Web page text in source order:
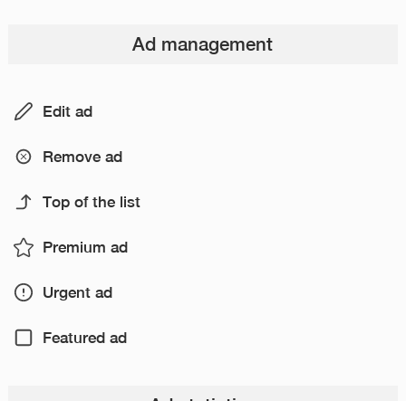
Ad management
Edit ad
Remove ad
Top of the list
Premium ad
Urgent ad
Featured ad